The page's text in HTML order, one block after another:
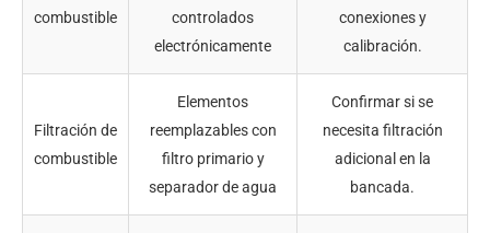
combustible
controlados
electrónicamente
conexiones y
calibración.
Filtración de
combustible
Elementos
reemplazables con
filtro primario y
separador de agua
Confirmar si se
necesita filtración
adicional en la
bancada.